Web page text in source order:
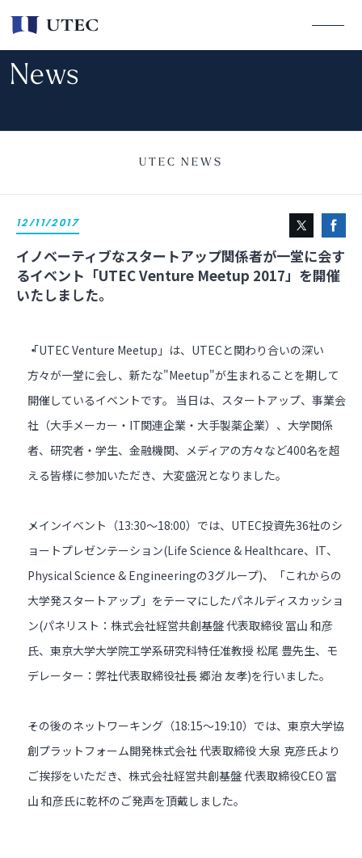
News
UTEC NEWS
12/11/2017
イノベーティブなスタートアップ関係者が一堂に会す
るイベント「UTEC Venture Meetup 2017」を開催
いたしました。
「UTEC Venture Meetup」は、UTECと関わり合いの深い
方々が一堂に会し、新たな"Meetup"が生まれることを期して
開催しているイベントです。 当日は、スタートアップ、事業会
社（大手メーカー・IT関連企業・大手製薬企業）、大学関係
者、研究者・学生、金融機関、メディアの方々など400名を超
える皆様に参加いただき、大変盛況となりました。
メインイベント（13:30～18:00）では、UTEC投資先36社のシ
ョートプレゼンテーション(Life Science & Healthcare、IT、
Physical Science & Engineeringの3グループ)、「これからの
大学発スタートアップ」をテーマにしたパネルディスカッショ
ン(パネリスト：株式会社経営共創基盤 代表取締役 冨山 和彦
氏、東京大学大学院工学系研究科特任准教授 松尾 豊先生、モ
デレーター：弊社代表取締役社長 郷治 友孝)を行いました。
その後のネットワーキング（18:15～19:10）では、東京大学協
創プラットフォーム開発株式会社 代表取締役 大泉 克彦氏より
ご挨拶をいただき、株式会社経営共創基盤 代表取締役CEO 冨
山 和彦氏に乾杯のご発声を頂戴しました。